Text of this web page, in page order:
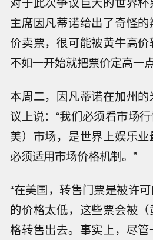
主席因凡蒂诺给出了奇怪
价卖票，很可能被黄牛高
不如一开始就把票价定高一点
本周二，因凡蒂诺在加州
议上说：“我们必须看市场
美）市场，是世界上娱乐
必须适用市场价格机制。”
“在美国，转售门票是被许
的价格太低，这些票会被
格转售出去。事实上，尽